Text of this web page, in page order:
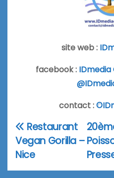
site web :
facebook : IDmedia
contact :
Navigation
de
l’article
Restaurant
Vegan Gorilla –
Nice